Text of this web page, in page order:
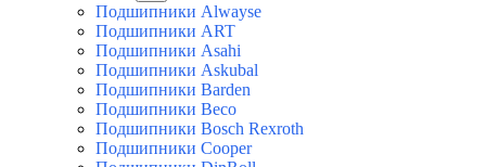
Подшипники Alwayse
Подшипники ART
Подшипники Asahi
Подшипники Askubal
Подшипники Barden
Подшипники Beco
Подшипники Bosch Rexroth
Подшипники Cooper